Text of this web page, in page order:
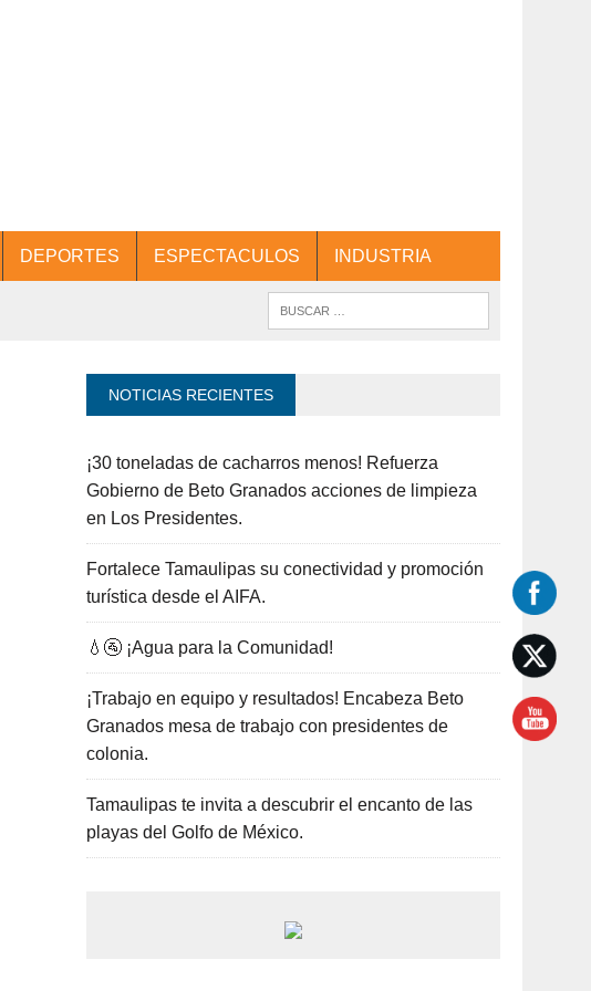
DEPORTES ESPECTACULOS INDUSTRIA
NOTICIAS RECIENTES
¡30 toneladas de cacharros menos! Refuerza
Gobierno de Beto Granados acciones de limpieza
en Los Presidentes.
Fortalece Tamaulipas su conectividad y promoción
turística desde el AIFA.
💧🚰 ¡Agua para la Comunidad!
¡Trabajo en equipo y resultados! Encabeza Beto
Granados mesa de trabajo con presidentes de
colonia.
Tamaulipas te invita a descubrir el encanto de las
playas del Golfo de México.